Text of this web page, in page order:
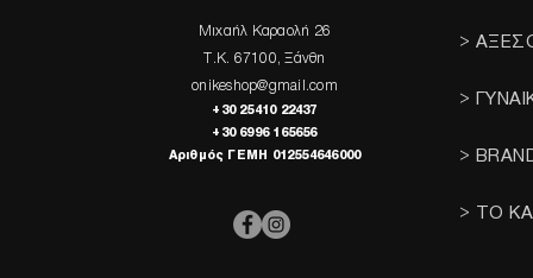
Μιχαήλ Καραολή 26
Τ.Κ. 67100, Ξάνθη
onikeshop@gmail.com
+30 25410 22437
+30 6996 165656
Αριθμός ΓΕΜΗ 012554646000
>
>
>
> ΤΟ